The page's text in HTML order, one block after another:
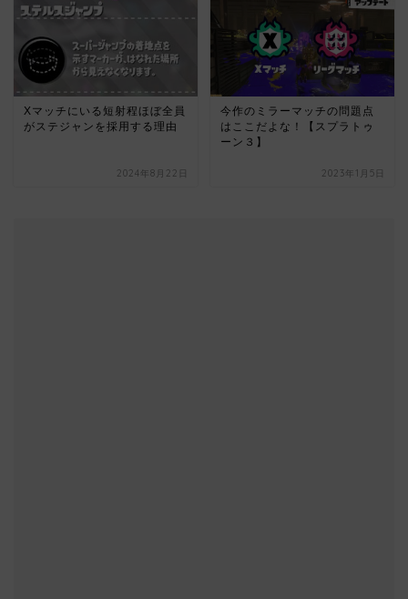
Xマッチにいる短射程ほぼ全員
がステジャンを採用する理由
2024年8月22日
今作のミラーマッチの問題点
はここだよな！【スプラトゥ
ーン３】
2023年1月5日